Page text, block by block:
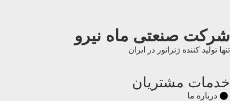
شرکت صنعتی ماه نیرو
تنها تولید کننده ژنراتور در ایران
خدمات مشتریان
درباره ما